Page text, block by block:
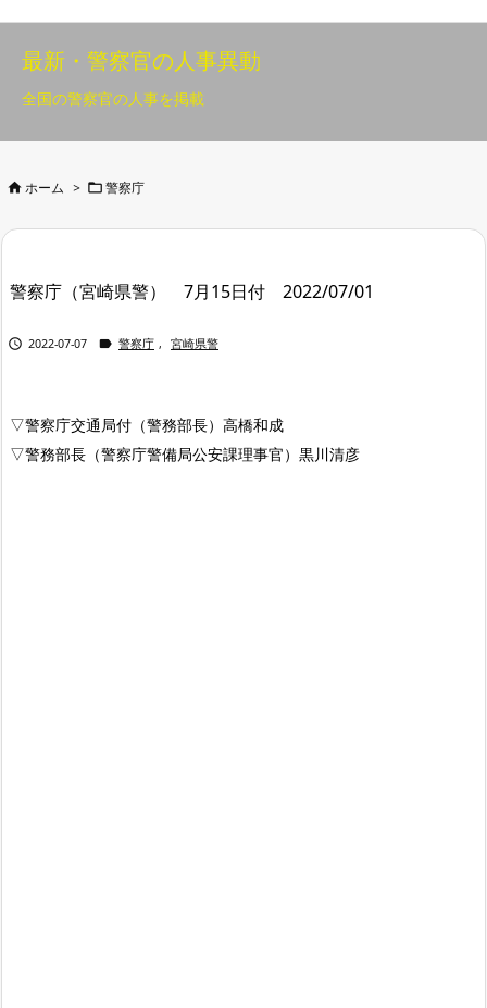
最新・警察官の人事異動
全国の警察官の人事を掲載
 ホーム >  警察庁
警察庁（宮崎県警） 7月15日付 2022/07/01
 2022-07-07  警察庁 , 宮崎県警
▽警察庁交通局付（警務部長）高橋和成
▽警務部長（警察庁警備局公安課理事官）黒川清彦